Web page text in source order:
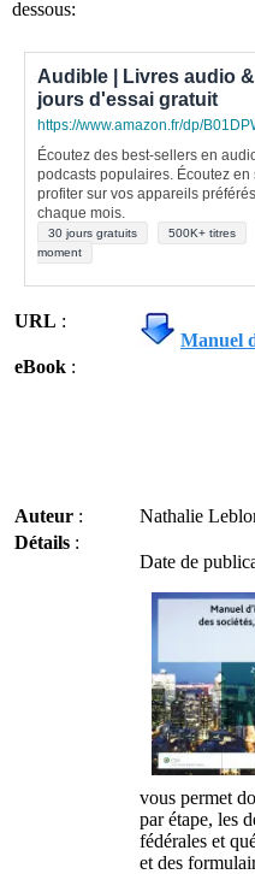
dessous:
Audible | Livres audio
jours d'essai gratuit
https://www.amazon.fr/dp/
Écoutez des best-sellers en
podcasts populaires. Écoutez
profiter sur vos appareils
chaque mois.
30 jours gratuits 500K+ titres
moment
URL :
Manuel
eBook :
Auteur :
Nathalie
Détails :
Date de
vous permet
par étape, les
fédérales et
et des